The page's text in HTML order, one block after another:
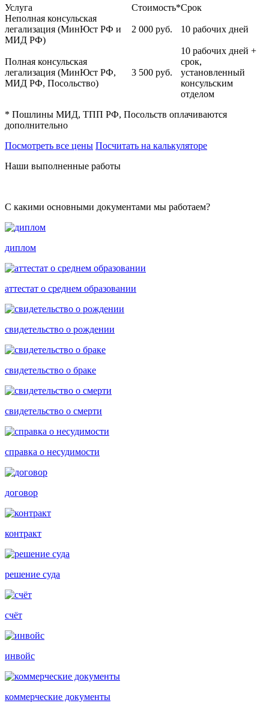
Услуга Стоимость*Срок
Неполная консульская
легализация (МинЮст РФ и
МИД РФ)
2 000 руб. 10 рабочих дней
Полная консульская
легализация (МинЮст РФ,
МИД РФ, Посольство)
3 500 руб.
10 рабочих дней +
срок,
установленный
консульским
отделом
* Пошлины МИД, ТПП РФ, Посольств оплачиваются
дополнительно
Посмотреть все цены Посчитать на калькуляторе
Наши выполненные работы
С какими основными документами мы работаем?
диплом
аттестат о среднем образовании
свидетельство о рождении
свидетельство о браке
свидетельство о смерти
справка о несудимости
договор
контракт
решение суда
счёт
инвойс
коммерческие документы